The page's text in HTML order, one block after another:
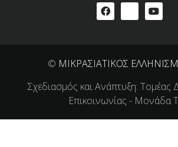
© ΜΙΚΡΑΣΙΑΤΙΚΟΣ
Σχεδιασμός και Ανάπτυξη: Τομέας
Επικοινωνίας - Μονάδα